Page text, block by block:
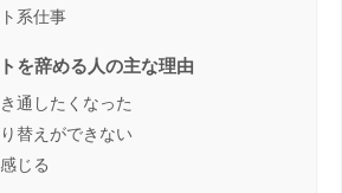
系仕事
を辞める人の主な理由
通したくなった
替えができない
じる